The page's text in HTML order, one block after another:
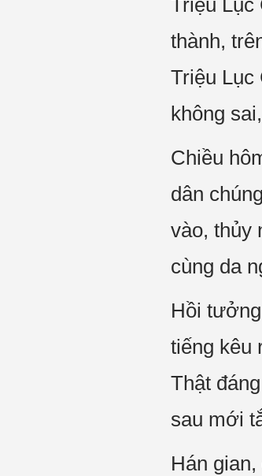
Triệu Lục
thành,
Triệu Lục
không
Chiều
dân
vào, thủy
cùng da
Hồi
tiếng kêu
Thật
sau mới
Hán